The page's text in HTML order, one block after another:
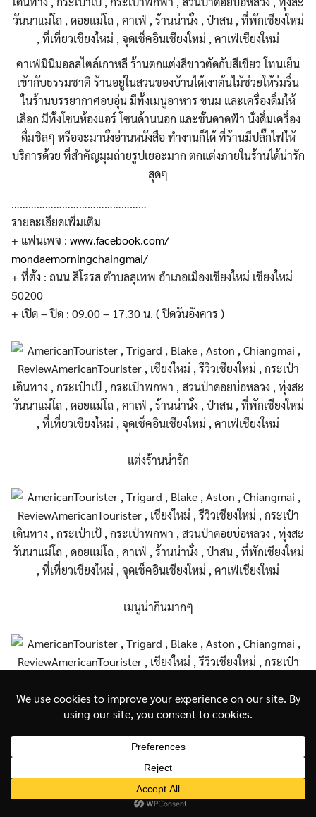
คาเฟ่มินิมอลสไตล์เกาหลี ร้านตกแต่งสีขาวตัดกับสีเขียว โทนเย็น
เข้ากับธรรมชาติ ร้านอยู่ในสวนของบ้านได้เงาต้นไม้ช่วยให้ร่มรื่น
ในร้านบรรยากาศอบอุ่น มีทั้งเมนูอาหาร ขนม และเครื่องดื่มให้
เลือก มีทั้งโซนห้องแอร์ โซนด้านนอก และชั้นดาดฟ้า นั่งดื่มเครื่อง
ดื่มชิลๆ หรือจะมานั่งอ่านหนังสือ ทำงานก็ได้ ที่ร้านมีปลั๊กไฟให้
บริการด้วย ที่สำคัญมุมถ่ายรูปเยอะมาก ตกแต่งภายในร้านได้น่ารัก
สุดๆ
…………………………………………
รายละเอียดเพิ่มเติม
+ แฟนเพจ : www.facebook.com/
mondaemorningchaingmai/
+ ที่ตั้ง : ถนน สิโรรส ตำบลสุเทพ อำเภอเมืองเชียงใหม่ เชียงใหม่
50200
+ เปิด – ปิด : 09.00 – 17.30 น. ( ปิดวันอังคาร )
แต่งร้านน่ารัก
เมนูน่ากินมากๆ